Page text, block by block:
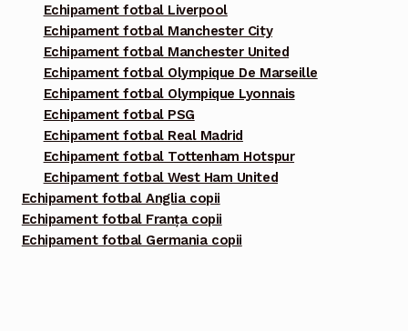
Echipament fotbal Liverpool
Echipament fotbal Manchester City
Echipament fotbal Manchester United
Echipament fotbal Olympique De Marseille
Echipament fotbal Olympique Lyonnais
Echipament fotbal PSG
Echipament fotbal Real Madrid
Echipament fotbal Tottenham Hotspur
Echipament fotbal West Ham United
Echipament fotbal Anglia copii
Echipament fotbal Franța copii
Echipament fotbal Germania copii